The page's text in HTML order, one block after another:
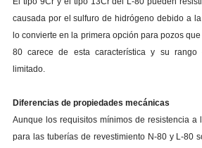
causada por el sulfuro de hidrógeno debido a
lo convierte en la primera opción para pozos
80 carece de esta característica y su rango
limitado.
Diferencias de propiedades mecánicas
Aunque los requisitos mínimos de resistencia a
para las tuberías de revestimiento N-80 y L-80